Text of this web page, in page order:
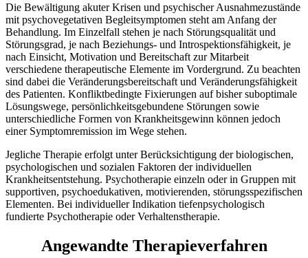
Die Bewältigung akuter Krisen und psychischer Ausnahmezustände
mit psychovegetativen Begleitsymptomen steht am Anfang der
Behandlung. Im Einzelfall stehen je nach Störungsqualität und
Störungsgrad, je nach Beziehungs- und Introspektionsfähigkeit, je
nach Einsicht, Motivation und Bereitschaft zur Mitarbeit
verschiedene therapeutische Elemente im Vordergrund. Zu beachten
sind dabei die Veränderungsbereitschaft und Veränderungsfähigkeit
des Patienten. Konfliktbedingte Fixierungen auf bisher suboptimale
Lösungswege, persönlichkeitsgebundene Störungen sowie
unterschiedliche Formen von Krankheitsgewinn können jedoch
einer Symptomremission im Wege stehen.
Jegliche Therapie erfolgt unter Berücksichtigung der biologischen,
psychologischen und sozialen Faktoren der individuellen
Krankheitsentstehung. Psychotherapie einzeln oder in Gruppen mit
supportiven, psychoedukativen, motivierenden, störungsspezifischen
Elementen. Bei individueller Indikation tiefenpsychologisch
fundierte Psychotherapie oder Verhaltenstherapie.
Angewandte Therapieverfahren